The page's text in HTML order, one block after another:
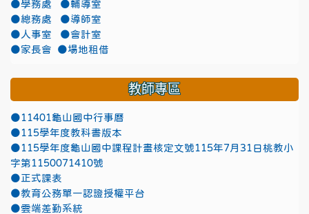
●學務處
●輔導室
●總務處
●導師室
●人事室
●會計室
●家長會
●場地租借
教師專區
●11401龜山國中行事曆
●115學年度教科書版本
●115學年度龜山國中課程計畫核定文號115年7月31日桃教小
字第1150071410號
●正式課表
●教育公務單一認證授權平台
●雲端差勤系統